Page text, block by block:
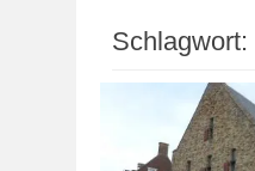
Schlagwort: